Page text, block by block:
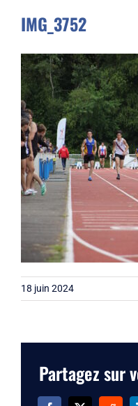
Photos
Contact
IMG_3752
18 juin 2024
Partagez sur